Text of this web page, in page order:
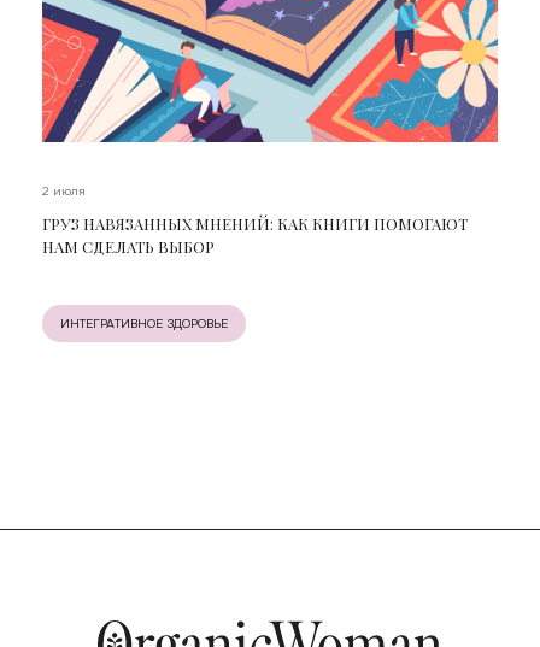
2 июля
ГРУЗ НАВЯЗАННЫХ МНЕНИЙ: КАК КНИГИ ПОМОГАЮТ
НАМ СДЕЛАТЬ ВЫБОР
ИНТЕГРАТИВНОЕ ЗДОРОВЬЕ